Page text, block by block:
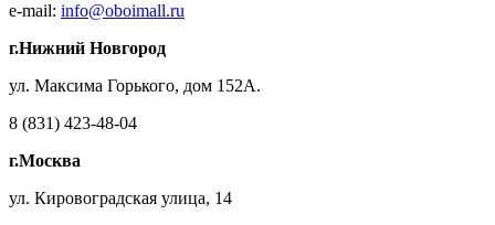
e-mail: info@oboimall.ru
г.Нижний Новгород
ул. Максима Горького, дом 152А.
8 (831) 423-48-04
г.Москва
ул. Кировоградская улица, 14